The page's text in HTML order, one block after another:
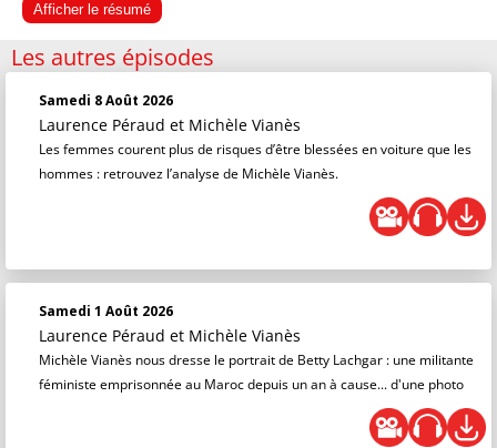
Afficher le résumé
Les autres épisodes
Samedi 8 Août 2026
Laurence Péraud et Michèle Vianès
Les femmes courent plus de risques d’être blessées en voiture que les
hommes : retrouvez l’analyse de Michèle Vianès.
Samedi 1 Août 2026
Laurence Péraud et Michèle Vianès
Michèle Vianès nous dresse le portrait de Betty Lachgar : une militante
féministe emprisonnée au Maroc depuis un an à cause... d'une photo